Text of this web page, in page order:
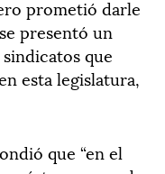
prometió darle
presentó un
que
esta legislatura,
que “en el